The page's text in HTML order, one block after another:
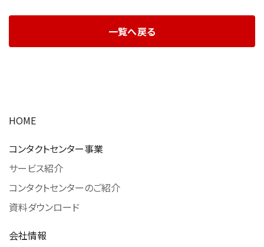
一覧へ戻る
HOME
コンタクトセンター事業
サービス紹介
コンタクトセンターのご紹介
資料ダウンロード
会社情報